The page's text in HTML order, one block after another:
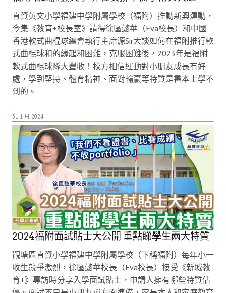
直資英文小學福建中學附屬學校（福附）推動新興運動，
今集《教育+校長室》請得徐區懿華（Eva校長）和中國
香港軟式曲棍球總會執行主席源Sir大談如何在福附推行軟
式曲棍球和的緣起和困難，克服困難後，2023年是福附
軟式曲棍球隊大豐收！校方相信運動對小朋友成長有好
處，學到堅持、體育精神、面對輸贏等特質是書本上學不
到的。
31 1 月 2024
2024福附面試貼士大公開 重點睇學生兩大特質
觀塘區直資小學福建中學附屬學校（下稱福附）每年小一
收生競爭激烈，徐區懿華校長（Eva校長）接受《新城教
育+》專訪時分享入學面試貼士，申請人擁有哪些特質佔